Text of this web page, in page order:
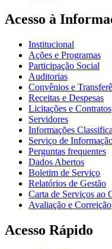
Acesso à
Institucional
Ações e Programas
Participação Social
Auditorias
Convênios e
Receitas e Despesas
Licitações e Contratos
Servidores
Informações
Serviço de
Perguntas frequentes
Dados Abertos
Boletim de Serviço
Relatórios de Gestão
Carta de Serviços ao
Avaliação e Correição
Acesso Rápido